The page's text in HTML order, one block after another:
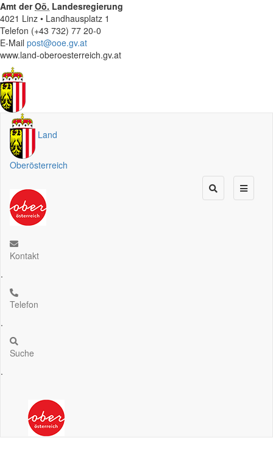
Amt derOö. Landesregierung
4021 Linz • Landhausplatz 1
Telefon (+43 732) 77 20-0
E-Mail post@ooe.gv.at
www.land-oberoesterreich.gv.at
Land
Oberösterreich
Kontakt
.
Telefon
.
Suche
.